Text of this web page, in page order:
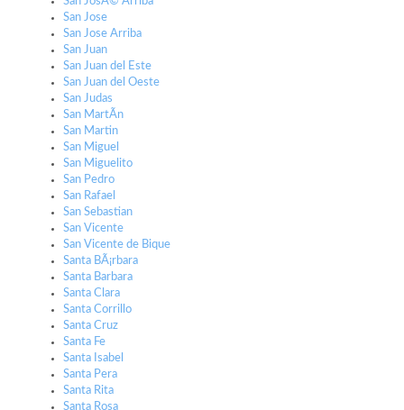
San Jose
San Jose Arriba
San Juan
San Juan del Este
San Juan del Oeste
San Judas
San MartÃ­n
San Martin
San Miguel
San Miguelito
San Pedro
San Rafael
San Sebastian
San Vicente
San Vicente de Bique
Santa BÃ¡rbara
Santa Barbara
Santa Clara
Santa Corrillo
Santa Cruz
Santa Fe
Santa Isabel
Santa Pera
Santa Rita
Santa Rosa